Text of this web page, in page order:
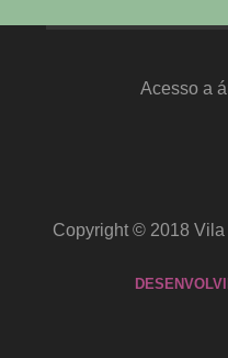
Acesso a
Copyright © 2018